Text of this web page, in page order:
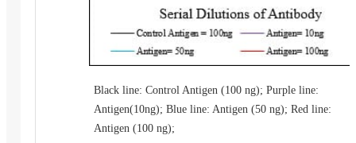
Black line: Control Antigen (100 ng); Purple line:
Antigen(10ng); Blue line: Antigen (50 ng); Red line:
Antigen (100 ng);